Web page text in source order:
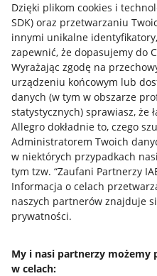
Dzięki plikom cookies i
SDK) oraz przetwarzaniu
innymi unikalne
zapewnić, że dopasujemy do
Wyrażając zgodę na
urządzeniu końcowym lub
danych (w tym w obszarze
statystycznych) sprawiasz, że
Allegro dokładnie to, czego
Administratorem Twoich
w niektórych przypadkach
tym tzw. “Zaufani Partnerzy
Informacja o celach
naszych partnerów znajduje
prywatności.
My i nasi partnerzy możemy
w celach:
Napisz do nas
Allegro Gadane dla
Allegro Gadane dla
Mapa miejscowości
Informacje prawne
Regulamin
Polityka plików "cookies"
Ustawienia plików "cookies"
Informacje dla Aktu o